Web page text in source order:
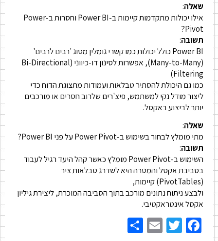
שאלה:
אילו יכולות מתקדמות קיימות ב-Power BI וחסרות ב-Power
Pivot?
תשובה:
Power BI כולל יכולות כמו קשרי גומלין מסוג 'רבים לרבים'
(Many-to-Many), אפשרות לסינון דו-כיווני (Bi-Directional
Filtering)
כמו גם היכולת להסתיר טבלאות ועמודות מתצוגת הדוח כדי
ליצור מודל נקי למשתמש, פיצ'רים שלרוב חסרים או מורכבים
יותר לביצוע באקסל.
שאלה:
מתי מומלץ לבחור בשימוש ב-Power Pivot על פני Power BI?
תשובה:
השימוש ב-Power Pivot מומלץ כאשר קהל היעד רגיל לעבוד
בסביבת אקסל והמטרה היא לשדרג טבלאות ציר
(PivotTables) קיימות,
ולבצע ניתוח נתונים מורכב בתוך הסביבה המוכרת, ליצירת גיליון
אקסל אינטראקטיבי.
Facebook
Twitter
Email